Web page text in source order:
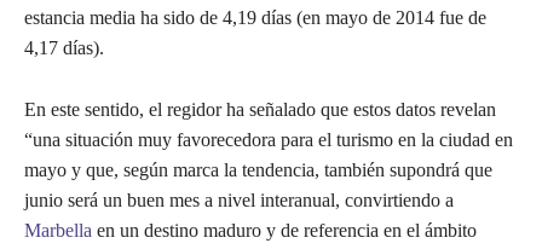
estancia media ha sido de 4,19 días (en mayo de 2014 fue de
4,17 días).
En este sentido, el regidor ha señalado que estos datos revelan
“una situación muy favorecedora para el turismo en la ciudad en
mayo y que, según marca la tendencia, también supondrá que
junio será un buen mes a nivel interanual, convirtiendo a
Marbella en un destino maduro y de referencia en el ámbito